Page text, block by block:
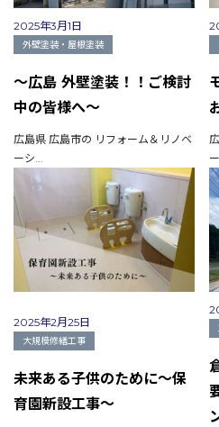
会社概要
選ばれる
施工事例
現場ブロ
リフォームの
リフォーム
お問い合
お電話でお気軽にお問
営業時間10：00～18：
お見積もりは無
2025年3月1日
外壁塗装・屋根塗装
～広島 外壁塗装！！ご検討
中の皆様へ～
広島県 広島市の リフォーム＆リノベ
ーシ...
2025年2月25日
大規模修繕工事
未来ある子供のために～保
育園新設工事～